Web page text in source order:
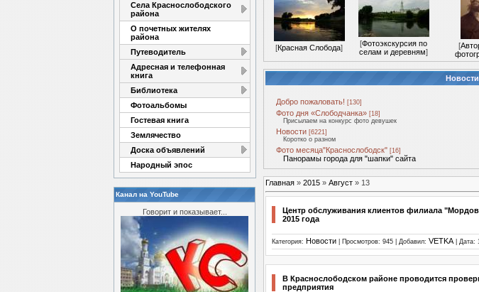
Села Краснослободского
района
О почетных жителях
района
Путеводитель
Адресная и телефонная
книга
Библиотека
Фотоальбомы
Гостевая книга
Землячество
Доска объявлений
Народный эпос
Канал на YouTube
Говорит и показывает...
[Красная Слобода] [Фотоэкскурсия по
селам и деревням]
[
Добро пожаловать! [130]
Фото дня «Слободчанка» [18]
Присылаем на конкурс фото девушек
Новости [6221]
Коротко о разном
Фото месяца"Краснослободск" [16]
Панорамы города для "шапки" сайта
Главная » 2015 » Август » 13
Центр обслуживания клиентов филиала
2015 года
Категория: Новости | Просмотров: 945 | Добавил: VETKA| Дата:
В Краснослободском районе проводится
предприятия